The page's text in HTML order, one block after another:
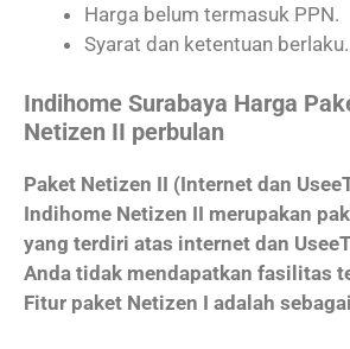
Harga belum termasuk PPN.
Syarat dan ketentuan berlaku.
Indihome Surabaya Harga
Netizen II perbulan
Paket Netizen II (Internet dan
Indihome Netizen II merupakan
yang terdiri atas internet dan
Anda tidak mendapatkan fasilitas
Fitur paket Netizen I adalah